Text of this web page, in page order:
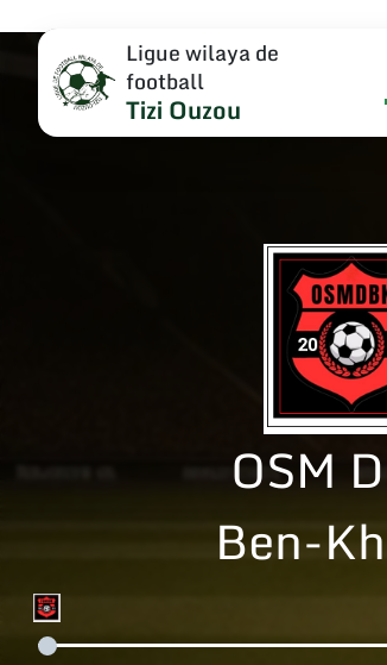
Ligue wilaya de
football
Tizi Ouzou
OSM
Ben-